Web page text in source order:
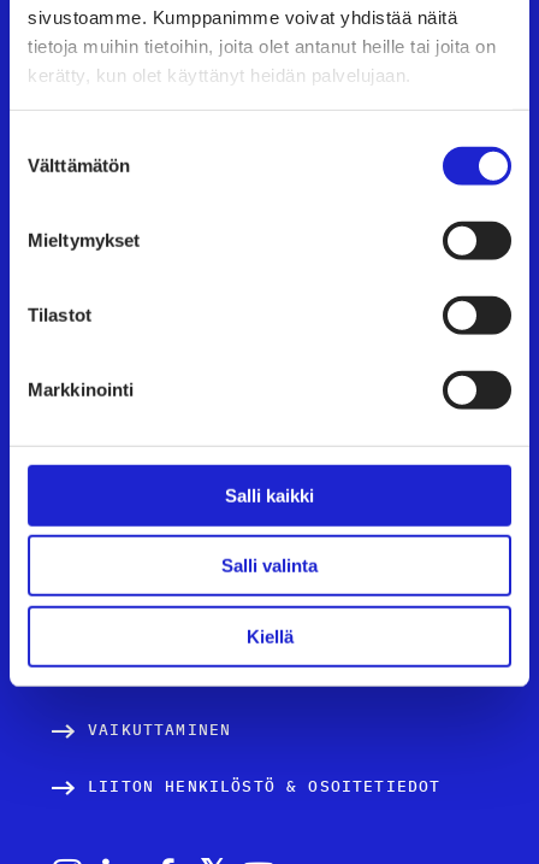
sivustoamme. Kumppanimme voivat yhdistää näitä
tietoja muihin tietoihin, joita olet antanut heille tai joita on
kerätty, kun olet käyttänyt heidän palvelujaan.
valinta
Välttämätön
Mieltymykset
Tilastot
Markkinointi
Salli kaikki
Salli valinta
Kiellä
Neuvottelemme työehtosopimukset, joita
noudattavat kaikki alan yritykset.
Tutustu meihin tarkemmin
Käyntiosoite:
AVOIMET TYÖPAIKAT
TULE JÄSENEKSI
TEKSTIILI- JA MUOTIALA SUOMESSA
TUTUSTU JÄSENYRITYKSIIMME
VAIKUTTAMINEN
LIITON HENKILÖSTÖ & OSOITETIEDOT